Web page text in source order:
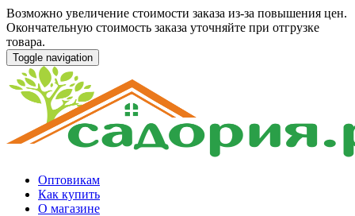
Возможно увеличение стоимости заказа из-за повышения цен.
Окончательную стоимость заказа уточняйте при отгрузке
товара.
Toggle navigation
Оптовикам
Как купить
О магазине